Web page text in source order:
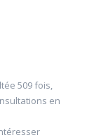
509 fois,
en